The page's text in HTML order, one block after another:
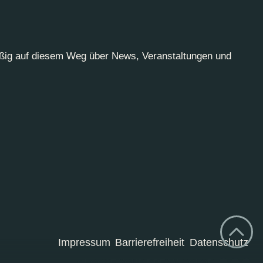
auf diesem Weg über News, Veranstaltungen und
Impressum Barrierefreiheit Datenschutz